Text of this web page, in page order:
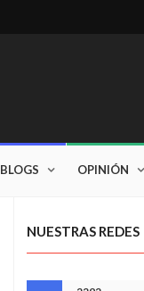
BLOGS OPINIÓN
NUESTRAS REDES